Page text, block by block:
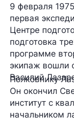
9 февраля
первая
Центре
подготовка
программе
экипаж вошли
Василий
Полковнику
Он окончил
институт с
начальником